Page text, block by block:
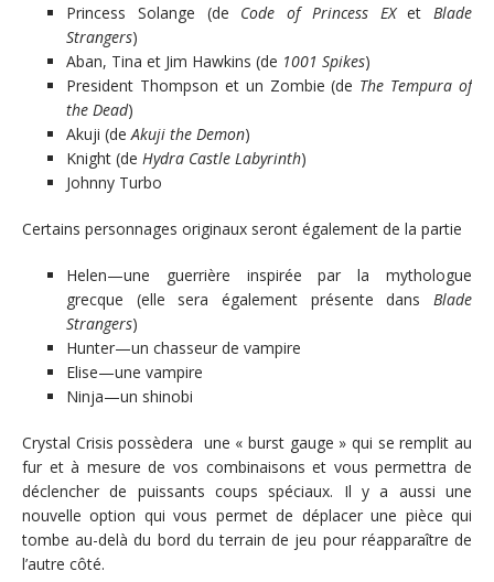
Princess Solange (de Code of Princess EXet Blade
Strangers)
Aban, Tina et Jim Hawkins (de 1001 Spikes)
President Thompson et un Zombie (de The Tempura of
the Dead)
Akuji (de Akuji the Demon)
Knight (de Hydra Castle Labyrinth)
Johnny Turbo
Certains personnages originaux seront également de la partie
Helen—une guerrière inspirée par la mythologue
grecque (elle sera également présente dans Blade
Strangers)
Hunter—un chasseur de vampire
Elise—une vampire
Ninja—un shinobi
Crystal Crisis possèdera une « burst gauge » qui se remplit au
fur et à mesure de vos combinaisons et vous permettra de
déclencher de puissants coups spéciaux. Il y a aussi une
nouvelle option qui vous permet de déplacer une pièce qui
tombe au-delà du bord du terrain de jeu pour réapparaître de
l’autre côté.